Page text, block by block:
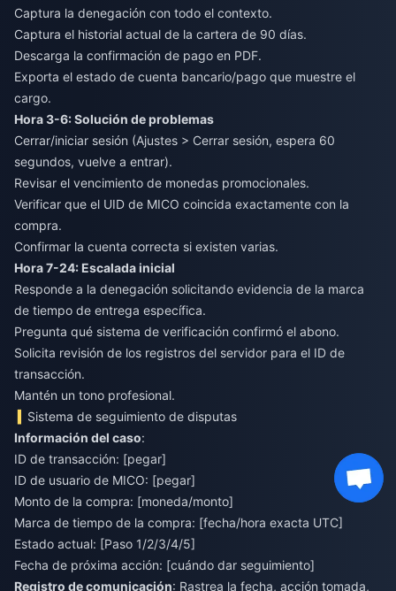
Captura la denegación con todo el contexto.
Captura el historial actual de la cartera de 90 días.
Descarga la confirmación de pago en PDF.
Exporta el estado de cuenta bancario/pago que muestre el
cargo.
Hora 3-6: Solución de problemas
Cerrar/iniciar sesión (Ajustes > Cerrar sesión, espera 60
segundos, vuelve a entrar).
Revisar el vencimiento de monedas promocionales.
Verificar que el UID de MICO coincida exactamente con la
compra.
Confirmar la cuenta correcta si existen varias.
Hora 7-24: Escalada inicial
Responde a la denegación solicitando evidencia de la marca
de tiempo de entrega específica.
Pregunta qué sistema de verificación confirmó el abono.
Solicita revisión de los registros del servidor para el ID de
transacción.
Mantén un tono profesional.
Sistema de seguimiento de disputas
Información del caso:
ID de transacción: [pegar]
ID de usuario de MICO: [pegar]
Monto de la compra: [moneda/monto]
Marca de tiempo de la compra: [fecha/hora exacta UTC]
Estado actual: [Paso 1/2/3/4/5]
Fecha de próxima acción: [cuándo dar seguimiento]
Registro de comunicación: Rastrea la fecha, acción tomada,